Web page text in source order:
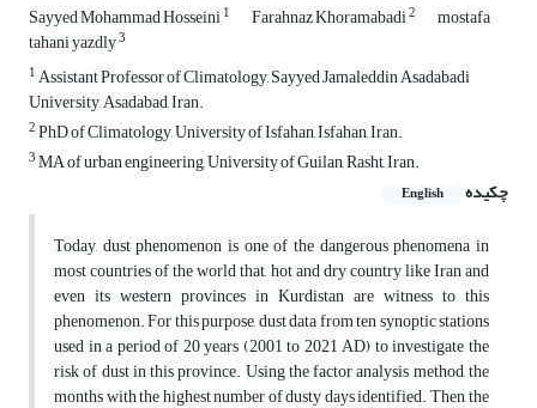
Sayyed Mohammad Hosseini1 Farahnaz Khoramabadi2 mostafa
tahani yazdly3
1Assistant Professor of Climatology, Sayyed Jamaleddin Asadabadi
University, Asadabad, Iran.
2PhD of Climatology, University of Isfahan, Isfahan, Iran.
3MA of urban engineering, University of Guilan, Rasht, Iran.
چکیده
English
Today, dust phenomenon is one of the dangerous phenomena in
most countries of the world that, hot and dry country like Iran and
even its western provinces in Kurdistan are witness to this
phenomenon. For this purpose, dust data from ten synoptic stations
used in a period of 20 years (2001 to 2021 AD) to investigate the
risk of dust in this province. Using the factor analysis method, the
months with the highest number of dusty days identified. Then, the